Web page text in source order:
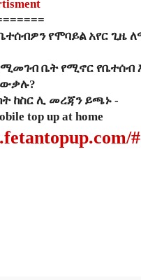
የሞባይል አየር ጊዜ
ቤት የሚኖር የቤተሰብ
ከስር ሊ መረጃን ይጫኑ -
top up at home